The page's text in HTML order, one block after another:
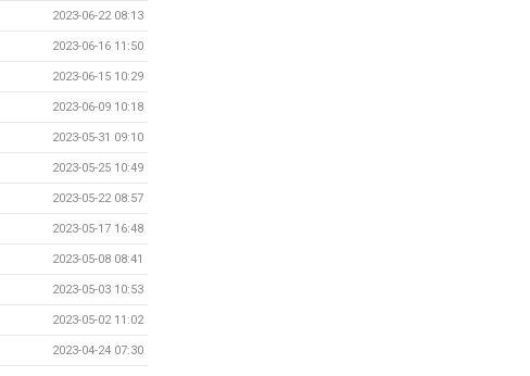
2023-06-22 08:13
2023-06-16 11:50
2023-06-15 10:29
2023-06-09 10:18
2023-05-31 09:10
2023-05-25 10:49
2023-05-22 08:57
2023-05-17 16:48
2023-05-08 08:41
2023-05-03 10:53
2023-05-02 11:02
2023-04-24 07:30